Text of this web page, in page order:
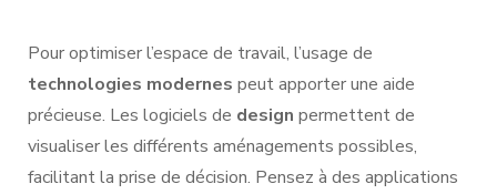
Pour optimiser l’espace de travail, l’usage de
technologies modernes peut apporter une aide
précieuse. Les logiciels de design permettent de
visualiser les différents aménagements possibles,
facilitant la prise de décision. Pensez à des applications